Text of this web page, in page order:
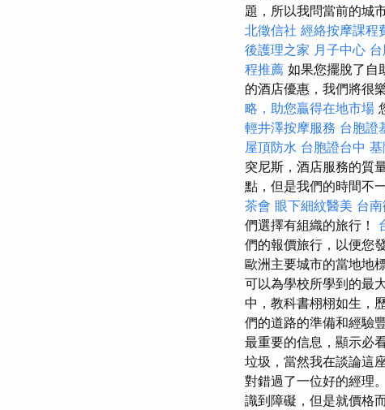
題，所以我問當前的城
北徵信社 經絡按摩課程
後護理之家 月子中心
程推薦 如果您擺脫了自
的酒店優惠，我們將很
略，助您贏得在地市場
輕井澤按摩服務 台胞證
屋頂防水 台胞證台中
突尼斯，酒店服務的質
點，但是我們的時間不
茶會 眼下細紋醫美 台
們選擇有組織的旅行！
們的報價旅行，以便您
歐洲主要城市的當地地
可以為學校所學到的最
中，教科書栩栩如生，
們的道路的準備和經驗
最重要的信息，顯示必
垃圾，當然我在談論這
對錯過了一位好的經理。
識到障礙，但是就價格